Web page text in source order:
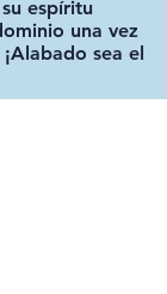
espíritu
una vez
sea el